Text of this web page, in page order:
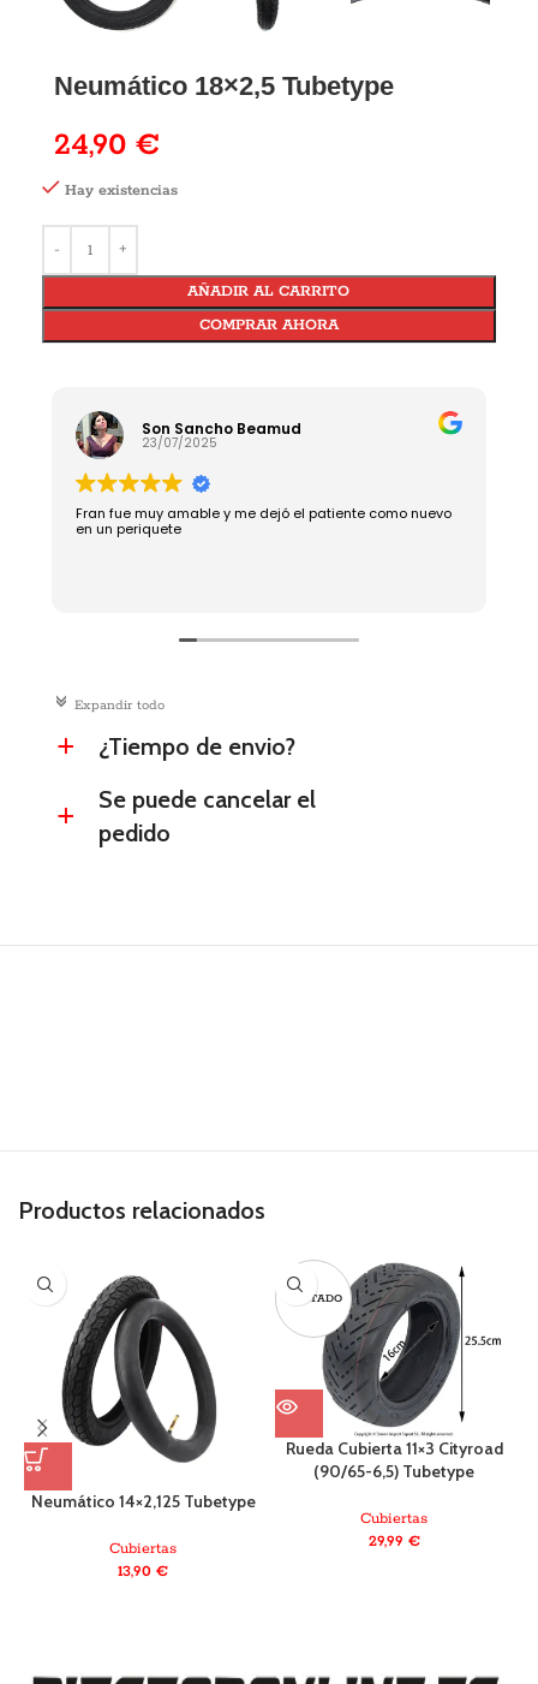
Neumático 18×2,5 Tubetype
24,90 €
Son Sancho Beamud
23/07/2025
Fran fue muy amable y me dejó el patiente como nuevo
en un periquete
c Expandir todo
a ¿Tiempo de envio?
a
Se puede cancelar el
pedido
Hay existencias
AÑADIR AL CARRITO
COMPRAR AHORA
Productos relacionados
Neumático 14×2,125 Tubetype
Cubiertas
13,90€
AGOTADO
Rueda Cubierta 11×3 Cityroad
(90/65-6,5) Tubetype
Cubiertas
29,99 €